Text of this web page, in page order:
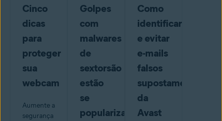
Cinco
dicas
para
proteger
sua
webcam
Aumente a
segurança
Golpes
com
malwares
de
sextorsão
estão
se
popularizando
Como
identificar
e evitar
e-mails
falsos
supostamente
da
Avast